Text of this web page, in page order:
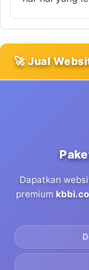
🚀 Jual
Dapatkan
premium